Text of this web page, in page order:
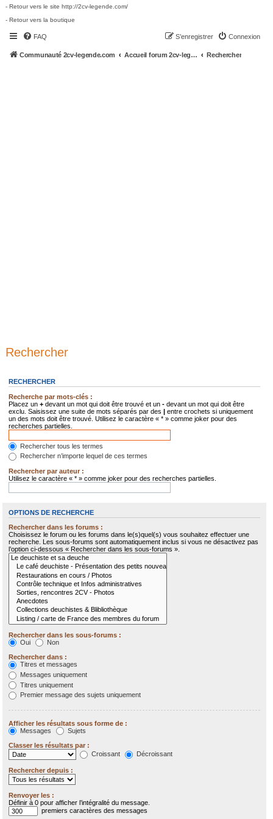
- Retour vers le site http://2cv-legende.com/
- Retour vers la boutique
FAQ Connexion
S’enregistrer
Communauté 2cv-legende.com Accueil forum 2cv-legende.com Rechercher
Rechercher
RECHERCHER
Recherche par mots-clés :
Placez un + devant un mot qui doit être trouvé et un - devant un mot qui doit être
exclu. Saisissez une suite de mots séparés par des | entre crochets si uniquement
un des mots doit être trouvé. Utilisez le caractère « * » comme joker pour des
recherches partielles.
Rechercher tous les termes
Rechercher n’importe lequel de ces termes
Rechercher par auteur :
Utilisez le caractère « * » comme joker pour des recherches partielles.
OPTIONS DE RECHERCHE
Rechercher dans les forums :
Choisissez le forum ou les forums dans le(s)quel(s) vous souhaitez effectuer une
recherche. Les sous-forums sont automatiquement inclus si vous ne désactivez pas
l’option ci-dessous « Rechercher dans les sous-forums ».
Rechercher dans les sous-forums :
Oui
Non
Rechercher dans :
Titres et messages
Messages uniquement
Titres uniquement
Premier message des sujets uniquement
Afficher les résultats sous forme de :
Messages
Sujets
Classer les résultats par :
Croissant
Décroissant
Rechercher depuis :
Renvoyer les :
Définir à 0 pour afficher l’intégralité du message.
premiers caractères des messages